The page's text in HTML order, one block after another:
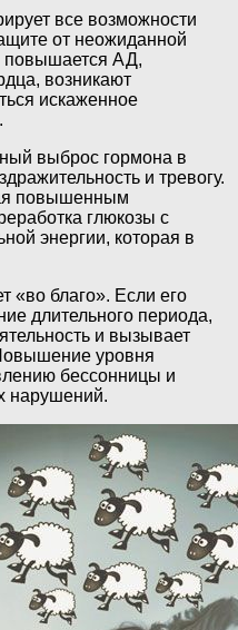
все возможности
от неожиданной
повышается АД,
возникают
искаженное
выброс гормона в
и тревогу.
повышенным
глюкозы с
энергии, которая в
«во благо». Если его
длительного периода,
и вызывает
уровня
бессонницы и
нарушений.